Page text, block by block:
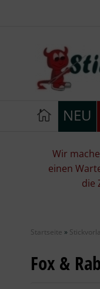
NEU
Wir
einen
die
Startseite »
Fox &